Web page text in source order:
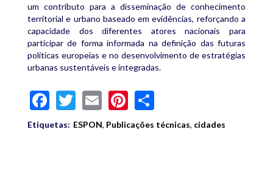
um contributo para a disseminação de conhecimento
territorial e urbano baseado em evidências, reforçando a
capacidade dos diferentes atores nacionais para
participar de forma informada na definição das futuras
políticas europeias e no desenvolvimento de estratégias
urbanas sustentáveis e integradas.
Facebook
Twitter
EmailPinterest
Etiquetas: ESPON, Publicações técnicas, cidades